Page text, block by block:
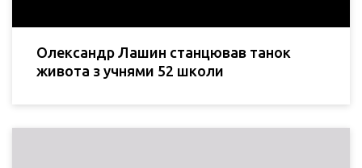
Олександр Лашин станцював танок
живота з учнями 52 школи